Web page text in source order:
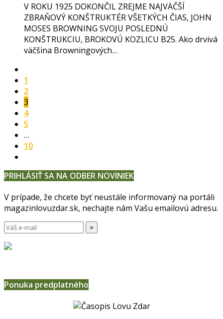
V ROKU 1925 DOKONČIL ZREJME NAJVÄČŠÍ
ZBRAŇOVÝ KONŠTRUKTÉR VŠETKÝCH ČIAS, JOHN
MOSES BROWNING SVOJU POSLEDNÚ
KONŠTRUKCIU, BROKOVÚ KOZLICU B25. Ako drvivá
väčšina Browningových…
1
2
3
4
5
…
10
PRIHLÁSIŤ SA NA ODBER NOVINIEK
V prípade, že chcete byť neustále informovaný na portáli
magazinlovuzdar.sk, nechajte nám Vašu emailovú adresu.
Ponuka predplatného